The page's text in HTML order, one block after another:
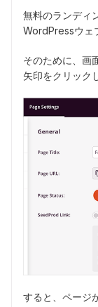
無料のランディ
WordPressウェ
そのために、画
矢印をクリック
すると、ページ